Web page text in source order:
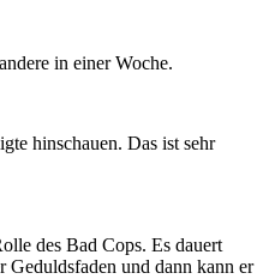
in einer Woche.
hinschauen. Das ist sehr
des Bad Cops. Es dauert
Geduldsfaden und dann kann er